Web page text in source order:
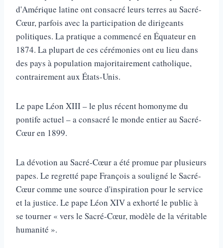
d'Amérique latine ont consacré leurs terres au Sacré-
Cœur, parfois avec la participation de dirigeants
politiques. La pratique a commencé en Équateur en
1874. La plupart de ces cérémonies ont eu lieu dans
des pays à population majoritairement catholique,
contrairement aux États-Unis.
Le pape Léon XIII – le plus récent homonyme du
pontife actuel – a consacré le monde entier au Sacré-
Cœur en 1899.
La dévotion au Sacré-Cœur a été promue par plusieurs
papes. Le regretté pape François a souligné le Sacré-
Cœur comme une source d'inspiration pour le service
et la justice. Le pape Léon XIV a exhorté le public à
se tourner « vers le Sacré-Cœur, modèle de la véritable
humanité ».